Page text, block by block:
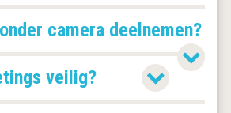
camera deelnemen?
veilig?